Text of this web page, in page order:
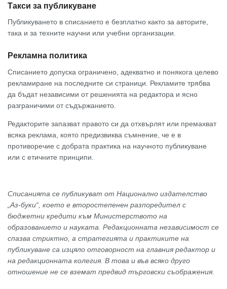
Такси за публикуване
Публикуването в списанието е безплатно както за авторите,
така и за техните научни или учебни организации.
Рекламна политика
Списанието допуска ограничено, адекватно и понякога целево
рекламиране на последните си страници. Рекламите трябва
да бъдат независими от решенията на редактора и ясно
разграничими от съдържанието.
Редакторите запазват правото си да отхвърлят или премахват
всяка реклама, която предизвиква съмнение, че е в
противоречие с добрата практика на научното публикуване
или с етичните принципи.
Списанията се публикуват от Национално издателство
„Аз-буки“, което е второстепенен разпоредител с
бюджетни кредити към Министерството на
образованието и науката. Редакционната независимост се
спазва стриктно, а стратегията и практиките на
публикуване са изцяло отговорност на главния редактор и
на редакционната колегия. В това и във всяко друго
отношение не се вземат предвид търговски съображения.